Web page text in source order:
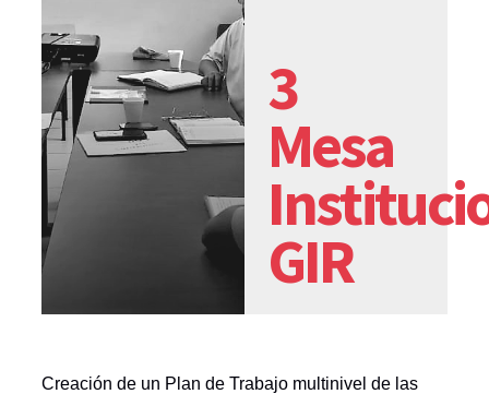
3
Mesa
GIR
Creación de un Plan de Trabajo multinivel de las